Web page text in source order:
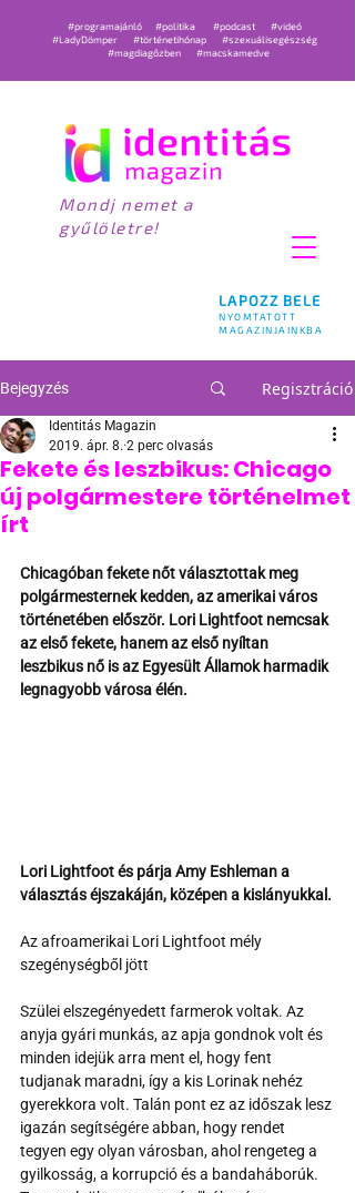
LAPOZZ BELE
NYOMTATOTT
MAGAZINJAINKBA
#programajánló #politika #podcast
#videó
#LadyDömper
#történetihónap
#szexuálisegészség
#magdiagőzben
#macskamedve
Mondj nemet a
gyűlöletre!
Bejegyzés Regisztráció
Fekete és leszbikus: Chicago
új polgármestere történelmet
írt
Identitás Magazin
2019. ápr. 8. 2 perc olvasás
Chicagóban fekete nőt választottak meg
polgármesternek kedden, az amerikai város
történetében először. Lori Lightfoot nemcsak
az első fekete, hanem az első nyíltan
leszbikus nő is az Egyesült Államok harmadik
legnagyobb városa élén.
Lori Lightfoot és párja Amy Eshleman a
választás éjszakáján, középen a kislányukkal.
Az afroamerikai Lori Lightfoot mély
szegénységből jött
Szülei elszegényedett farmerok voltak. Az
anyja gyári munkás, az apja gondnok volt és
minden idejük arra ment el, hogy fent
tudjanak maradni, így a kis Lorinak nehéz
gyerekkora volt. Talán pont ez az időszak lesz
igazán segítségére abban, hogy rendet
tegyen egy olyan városban, ahol rengeteg a
gyilkosság, a korrupció és a bandaháborúk.